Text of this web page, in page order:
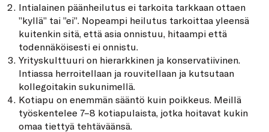
Intialainen päänheilutus ei tarkoita tarkkaan ottaen
”kyllä” tai ”ei”. Nopeampi heilutus tarkoittaa yleensä
kuitenkin sitä, että asia onnistuu, hitaampi että
todennäköisesti ei onnistu.
Yrityskulttuuri on hierarkkinen ja konservatiivinen.
Intiassa herroitellaan ja rouvitellaan ja kutsutaan
kollegoitakin sukunimellä.
Kotiapu on enemmän sääntö kuin poikkeus. Meillä
työskentelee 7–8 kotiapulaista, jotka hoitavat kukin
omaa tiettyä tehtäväänsä.